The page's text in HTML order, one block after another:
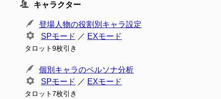
キャラクター
登場人物の役割別キャラ設定
SPモード ／ EXモード
タロット9枚引き
個別キャラのペルソナ分析
SPモード ／ EXモード
タロット7枚引き